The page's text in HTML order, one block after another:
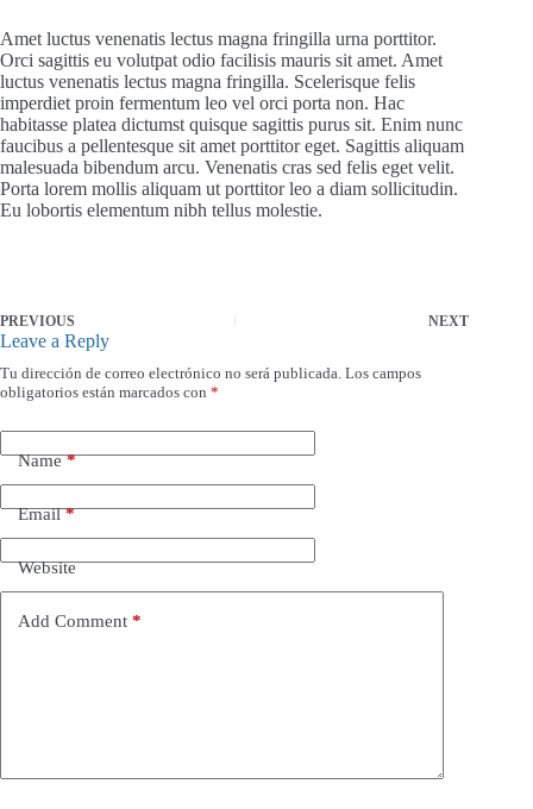
Amet luctus venenatis lectus magna fringilla urna porttitor.
Orci sagittis eu volutpat odio facilisis mauris sit amet. Amet
luctus venenatis lectus magna fringilla. Scelerisque felis
imperdiet proin fermentum leo vel orci porta non. Hac
habitasse platea dictumst quisque sagittis purus sit. Enim nunc
faucibus a pellentesque sit amet porttitor eget. Sagittis aliquam
malesuada bibendum arcu. Venenatis cras sed felis eget velit.
Porta lorem mollis aliquam ut porttitor leo a diam sollicitudin.
Eu lobortis elementum nibh tellus molestie.
PREVIOUS NEXT
Leave a Reply
Tu dirección de correo electrónico no será publicada. Los campos
obligatorios están marcados con *
Name*
Email*
Website
Add Comment *